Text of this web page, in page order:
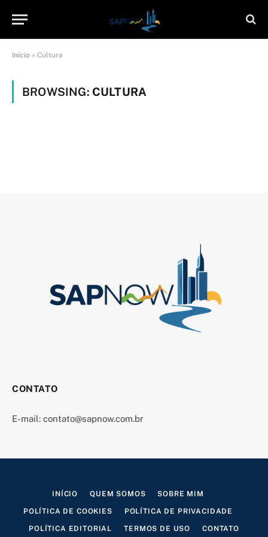
Início » Cultura
BROWSING: CULTURA
CONTATO
E-mail: contato@sapnow.com.br
INÍCIO QUEM SOMOS SOBRE MIM
POLÍTICA DE COOKIES POLÍTICA DE PRIVACIDADE
POLÍTICA EDITORIAL TERMOS DE USO CONTATO